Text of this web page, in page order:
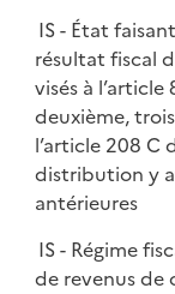
IS - État
résultat fiscal
visés à
deuxième,
l’article 208 C
distribution y
antérieures
IS - Régime
de revenus de